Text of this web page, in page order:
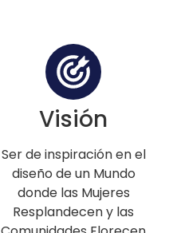
Visión
Ser de inspiración en el
diseño de un Mundo
donde las Mujeres
Resplandecen y las